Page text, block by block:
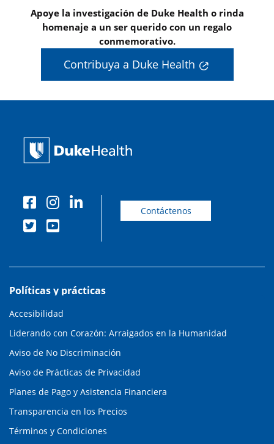
Apoye la investigación de Duke Health o rinda
homenaje a un ser querido con un regalo
conmemorativo.
Contribuya a Duke Health
Contáctenos
Políticas y prácticas
Accesibilidad
Liderando con Corazón: Arraigados en la Humanidad
Aviso de No Discriminación
Aviso de Prácticas de Privacidad
Planes de Pago y Asistencia Financiera
Transparencia en los Precios
Términos y Condiciones